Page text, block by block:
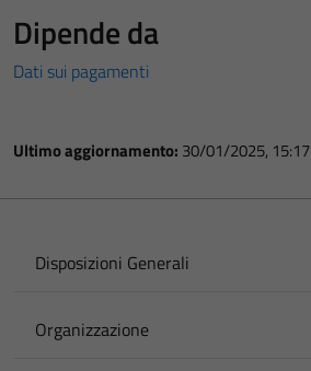
Dipende da
Dati sui pagamenti
Ultimo aggiornamento: 30/01/2025, 15:17
Disposizioni Generali
Organizzazione